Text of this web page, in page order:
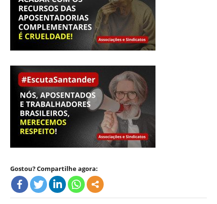
Gostou? Compartilhe agora: